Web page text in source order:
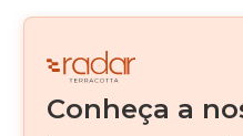
Real
Conheça a